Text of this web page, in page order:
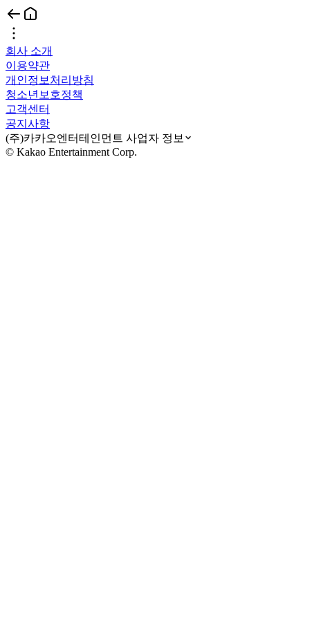
회사 소개
이용약관
개인정보처리방침
청소년보호정책
고객센터
공지사항
(주)카카오엔터테인먼트 사업자 정보
© Kakao Entertainment Corp.